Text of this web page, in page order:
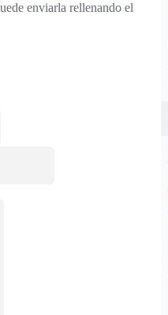
enviarla rellenando el